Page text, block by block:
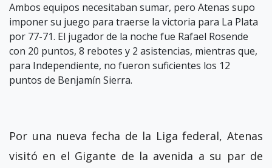
Ambos equipos necesitaban sumar, pero Atenas supo
imponer su juego para traerse la victoria para La Plata
por 77-71. El jugador de la noche fue Rafael Rosende
con 20 puntos, 8 rebotes y 2 asistencias, mientras que,
para Independiente, no fueron suficientes los 12
puntos de Benjamín Sierra.
Por una nueva fecha de la Liga federal, Atenas
visitó en el Gigante de la avenida a su par de